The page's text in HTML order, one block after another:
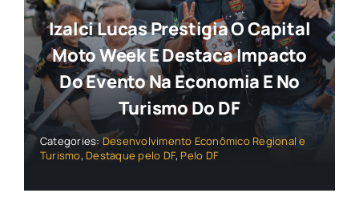
Izalci Lucas Prestigia O Capital
Moto Week E Destaca Impacto
Do Evento Na Economia E No
Turismo Do DF
Categories: Desenvolvimento Econômico Regional e
Turismo, Destaque pelo DF, Pelo DF